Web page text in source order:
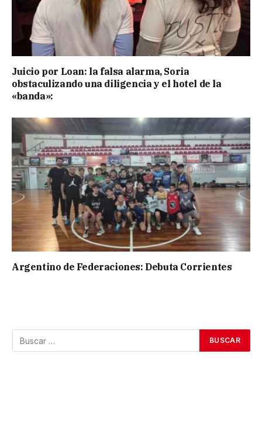
Juicio por Loan: la falsa alarma, Soria
obstaculizando una diligencia y el hotel de la
«banda»:
Argentino de Federaciones: Debuta Corrientes